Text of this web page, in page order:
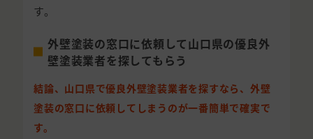
す。
外壁塗装の窓口に依頼して山口県の優良外
壁塗装業者を探してもらう
結論、山口県で優良外壁塗装業者を探すなら、外壁
塗装の窓口に依頼してしまうのが一番簡単で確実で
す。